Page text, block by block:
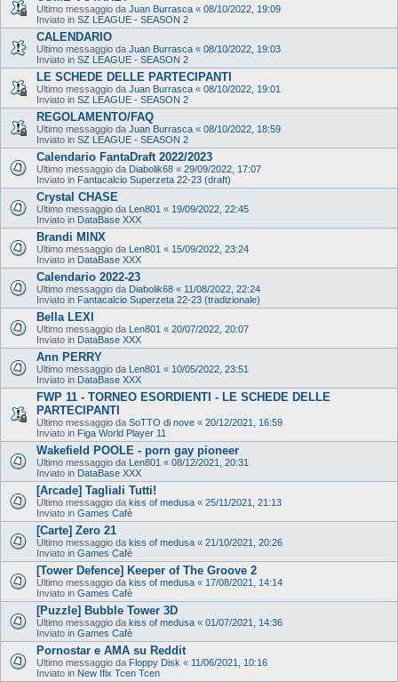
Ultimo messaggio da Juan Burrasca « 08/10/2022, 19:09
Inviato in SZ LEAGUE - SEASON 2
CALENDARIO
Ultimo messaggio da Juan Burrasca « 08/10/2022, 19:03
Inviato in SZ LEAGUE - SEASON 2
LE SCHEDE DELLE PARTECIPANTI
Ultimo messaggio da Juan Burrasca « 08/10/2022, 19:01
Inviato in SZ LEAGUE - SEASON 2
REGOLAMENTO/FAQ
Ultimo messaggio da Juan Burrasca « 08/10/2022, 18:59
Inviato in SZ LEAGUE - SEASON 2
Calendario FantaDraft 2022/2023
Ultimo messaggio da Diabolik68 « 29/09/2022, 17:07
Inviato in Fantacalcio Superzeta 22-23 (draft)
Crystal CHASE
Ultimo messaggio da Len801 « 19/09/2022, 22:45
Inviato in DataBase XXX
Brandi MINX
Ultimo messaggio da Len801 « 15/09/2022, 23:24
Inviato in DataBase XXX
Calendario 2022-23
Ultimo messaggio da Diabolik68 « 11/08/2022, 22:24
Inviato in Fantacalcio Superzeta 22-23 (tradizionale)
Bella LEXI
Ultimo messaggio da Len801 « 20/07/2022, 20:07
Inviato in DataBase XXX
Ann PERRY
Ultimo messaggio da Len801 « 10/05/2022, 23:51
Inviato in DataBase XXX
FWP 11 - TORNEO ESORDIENTI - LE SCHEDE DELLE
PARTECIPANTI
Ultimo messaggio da SoTTO di nove « 20/12/2021, 16:59
Inviato in Figa World Player 11
Wakefield POOLE - porn gay pioneer
Ultimo messaggio da Len801 « 08/12/2021, 20:31
Inviato in DataBase XXX
[Arcade] Tagliali Tutti!
Ultimo messaggio da kiss of medusa « 25/11/2021, 21:13
Inviato in Games Cafè
[Carte] Zero 21
Ultimo messaggio da kiss of medusa « 21/10/2021, 20:26
Inviato in Games Cafè
[Tower Defence] Keeper of The Groove 2
Ultimo messaggio da kiss of medusa « 17/08/2021, 14:14
Inviato in Games Cafè
[Puzzle] Bubble Tower 3D
Ultimo messaggio da kiss of medusa « 01/07/2021, 14:36
Inviato in Games Cafè
Pornostar e AMA su Reddit
Ultimo messaggio da Floppy Disk « 11/06/2021, 10:16
Inviato in New Ifix Tcen Tcen